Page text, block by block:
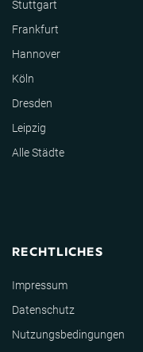
Stuttgart
Frankfurt
Hannover
Köln
Dresden
Leipzig
Alle Städte
RECHTLICHES
Impressum
Datenschutz
Nutzungsbedingungen